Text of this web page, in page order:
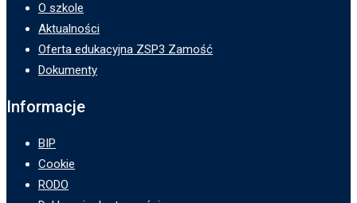
O szkole
Aktualności
Oferta edukacyjna ZSP3 Zamość
Dokumenty
Informacje
BIP
Cookie
RODO